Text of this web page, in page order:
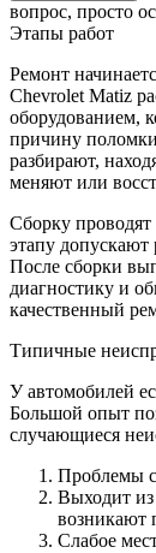
вопрос, просто
Этапы работ
Ремонт
Chevrolet Matiz
оборудованием,
причину
разбирают,
меняют или
Сборку проводят
этапу
После сборки
диагностику и
качественный
Типичные
У автомобилей
Большой опыт
случающиеся
Проблемы
Выходит из
возникают
Слабое